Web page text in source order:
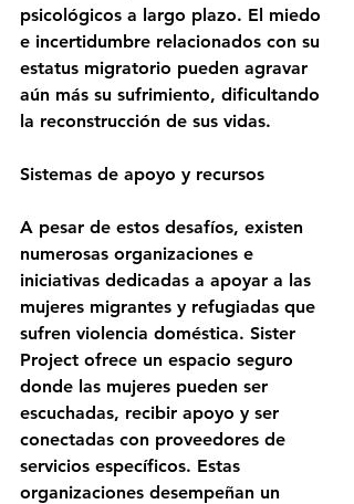
psicológicos a largo plazo. El miedo
e incertidumbre relacionados con su
estatus migratorio pueden agravar
aún más su sufrimiento, dificultando
la reconstrucción de sus vidas.
Sistemas de apoyo y recursos
A pesar de estos desafíos, existen
numerosas organizaciones e
iniciativas dedicadas a apoyar a las
mujeres migrantes y refugiadas que
sufren violencia doméstica. Sister
Project ofrece un espacio seguro
donde las mujeres pueden ser
escuchadas, recibir apoyo y ser
conectadas con proveedores de
servicios específicos. Estas
organizaciones desempeñan un